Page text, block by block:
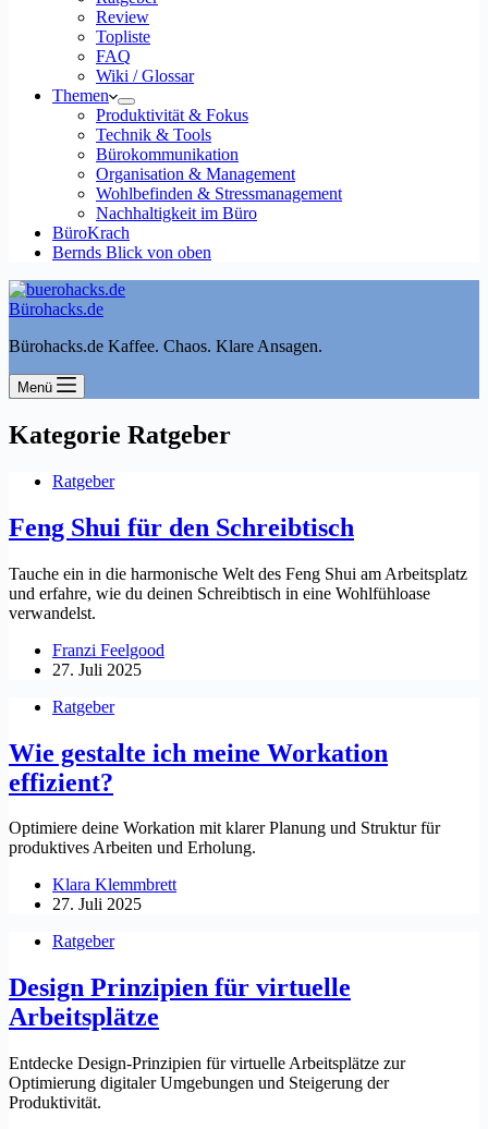
Review
Topliste
FAQ
Wiki / Glossar
Themen
Produktivität & Fokus
Technik & Tools
Bürokommunikation
Organisation & Management
Wohlbefinden & Stressmanagement
Nachhaltigkeit im Büro
BüroKrach
Bernds Blick von oben
Bürohacks.de
Bürohacks.de Kaffee. Chaos. Klare Ansagen.
Menü
Kategorie Ratgeber
Ratgeber
Feng Shui für den Schreibtisch
Tauche ein in die harmonische Welt des Feng Shui am Arbeitsplatz
und erfahre, wie du deinen Schreibtisch in eine Wohlfühloase
verwandelst.
Franzi Feelgood
27. Juli 2025
Ratgeber
Wie gestalte ich meine Workation
effizient?
Optimiere deine Workation mit klarer Planung und Struktur für
produktives Arbeiten und Erholung.
Klara Klemmbrett
27. Juli 2025
Ratgeber
Design Prinzipien für virtuelle
Arbeitsplätze
Entdecke Design-Prinzipien für virtuelle Arbeitsplätze zur
Optimierung digitaler Umgebungen und Steigerung der
Produktivität.